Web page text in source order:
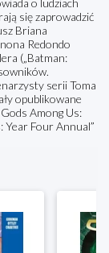
o ludziach
się zaprowadzić
Briana
Redondo
(„Batman:
serii Toma
opublikowane
Among Us:
Year Four Annual”